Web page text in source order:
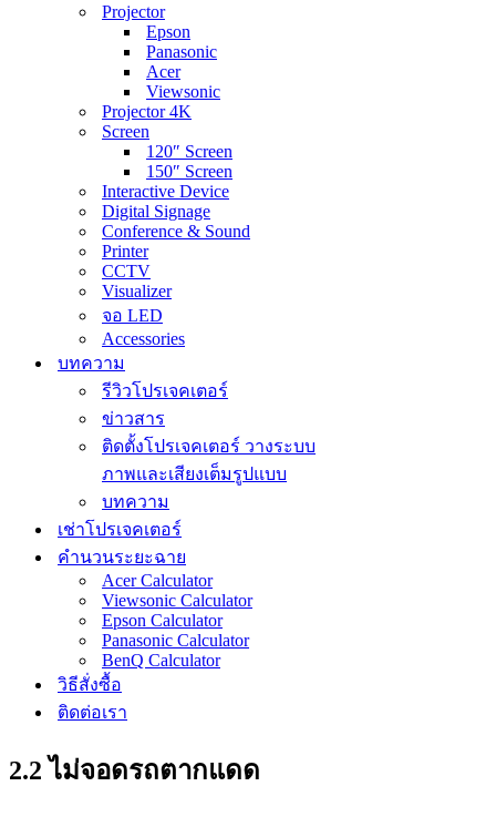
Projector
Epson
Panasonic
Acer
Viewsonic
Projector 4K
Screen
120″ Screen
150″ Screen
Interactive Device
Digital Signage
Conference & Sound
Printer
CCTV
Visualizer
จอ LED
Accessories
บทความ
รีวิวโปรเจคเตอร์
ข่าวสาร
ติดตั้งโปรเจคเตอร์ วางระบบ
ภาพและเสียงเต็มรูปแบบ
บทความ
เช่าโปรเจคเตอร์
คำนวนระยะฉาย
Acer Calculator
Viewsonic Calculator
Epson Calculator
Panasonic Calculator
BenQ Calculator
วิธีสั่งซื้อ
ติดต่อเรา
2.2 ไม่จอดรถตากแดด